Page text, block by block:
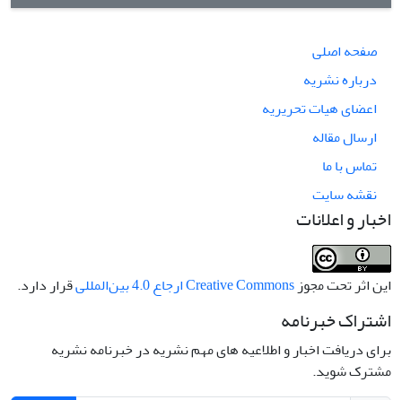
صفحه اصلی
درباره نشریه
اعضای هیات تحریریه
ارسال مقاله
تماس با ما
نقشه سایت
اخبار و اعلانات
این اثر تحت مجوزCreative Commons ارجاع 4.0 بین‌المللی قرار دارد.
اشتراک خبرنامه
برای دریافت اخبار و اطلاعیه های مهم نشریه در خبرنامه نشریه
مشترک شوید.